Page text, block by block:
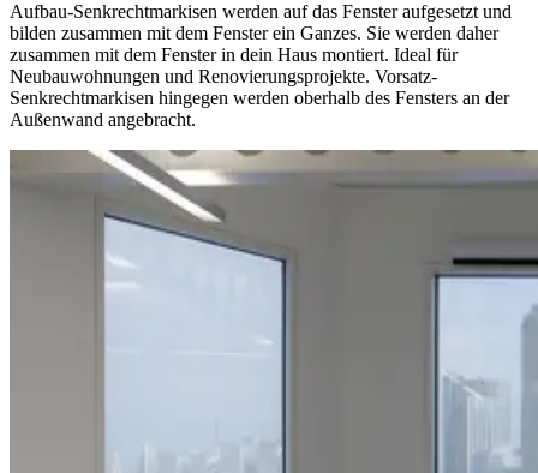
Aufbau-Senkrechtmarkisen werden auf das Fenster aufgesetzt und
bilden zusammen mit dem Fenster ein Ganzes. Sie werden daher
zusammen mit dem Fenster in dein Haus montiert. Ideal für
Neubauwohnungen und Renovierungsprojekte. Vorsatz-
Senkrechtmarkisen hingegen werden oberhalb des Fensters an der
Außenwand angebracht.